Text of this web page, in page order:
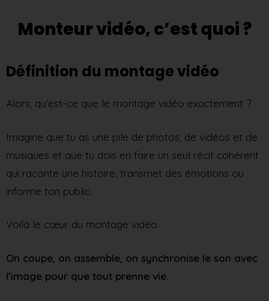
Monteur vidéo, c’est quoi ?
Définition du montage vidéo
Alors, qu’est-ce que le montage vidéo exactement ?
Imagine que tu as une pile de photos, de vidéos et de
musiques et que tu dois en faire un seul récit cohérent
qui raconte une histoire, transmet des émotions ou
informe ton public.
Voilà le cœur du montage vidéo.
On coupe, on assemble, on synchronise le son avec
l’image pour que tout prenne vie.